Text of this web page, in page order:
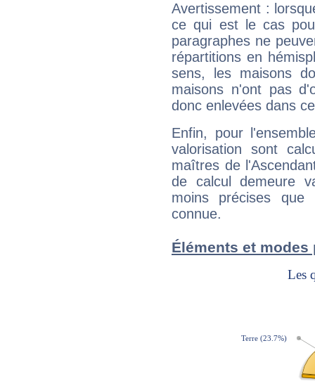
Avertissement :
ce qui est le cas
paragraphes ne
répartitions en
sens, les maisons
maisons n'ont pas
donc enlevées dans
Enfin, pour
valorisation sont
maîtres de
de calcul demeure
moins précises que
connue.
Éléments et